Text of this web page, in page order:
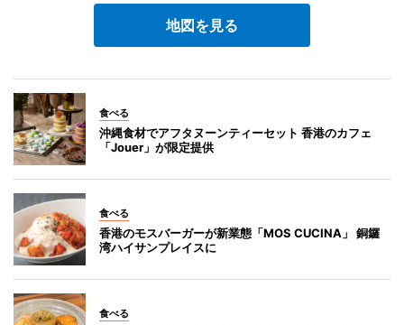
地図を見る
食べる
沖縄食材でアフタヌーンティーセット 香港のカフェ
「Jouer」が限定提供
食べる
香港のモスバーガーが新業態「MOS CUCINA」 銅鑼
湾ハイサンプレイスに
食べる